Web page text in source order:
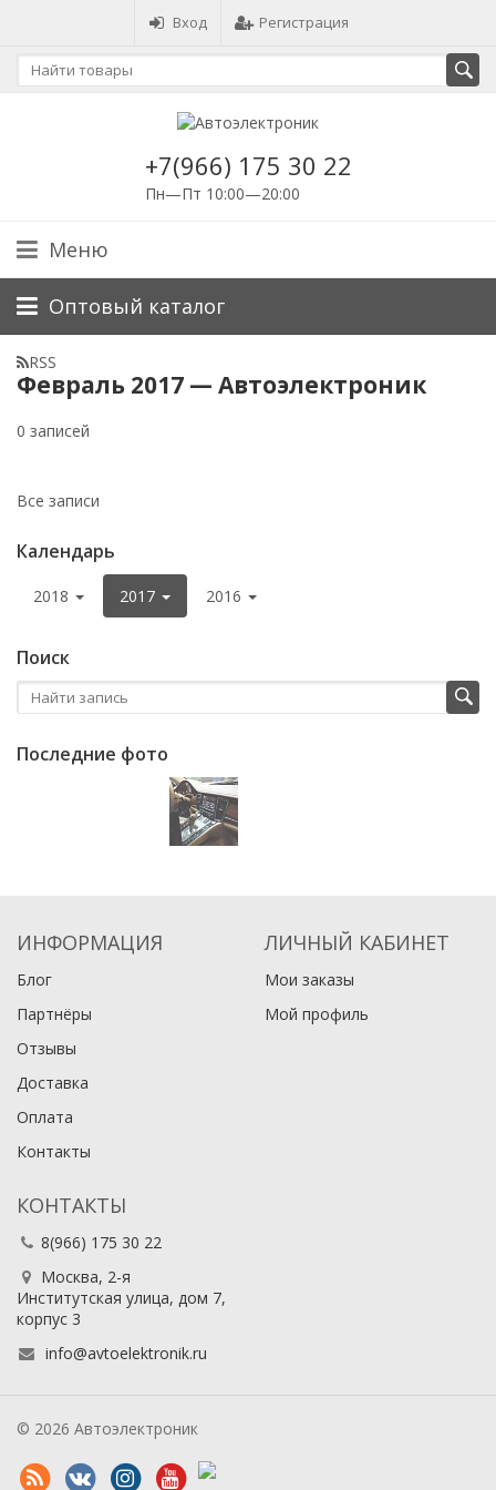
Вход Регистрация
+7(966) 175 30 22
Пн—Пт 10:00—20:00
Меню
Оптовый каталог
RSS
Февраль 2017 — Автоэлектроник
0 записей
Все записи
Календарь
2018 2017 2016
Поиск
Последние фото
ИНФОРМАЦИЯ
Блог
Партнёры
Отзывы
Доставка
Оплата
Контакты
ЛИЧНЫЙ КАБИНЕТ
Мои заказы
Мой профиль
КОНТАКТЫ
8(966) 175 30 22
Москва, 2-я
Институтская улица, дом 7,
корпус 3
info@avtoelektronik.ru
© 2026 Автоэлектроник